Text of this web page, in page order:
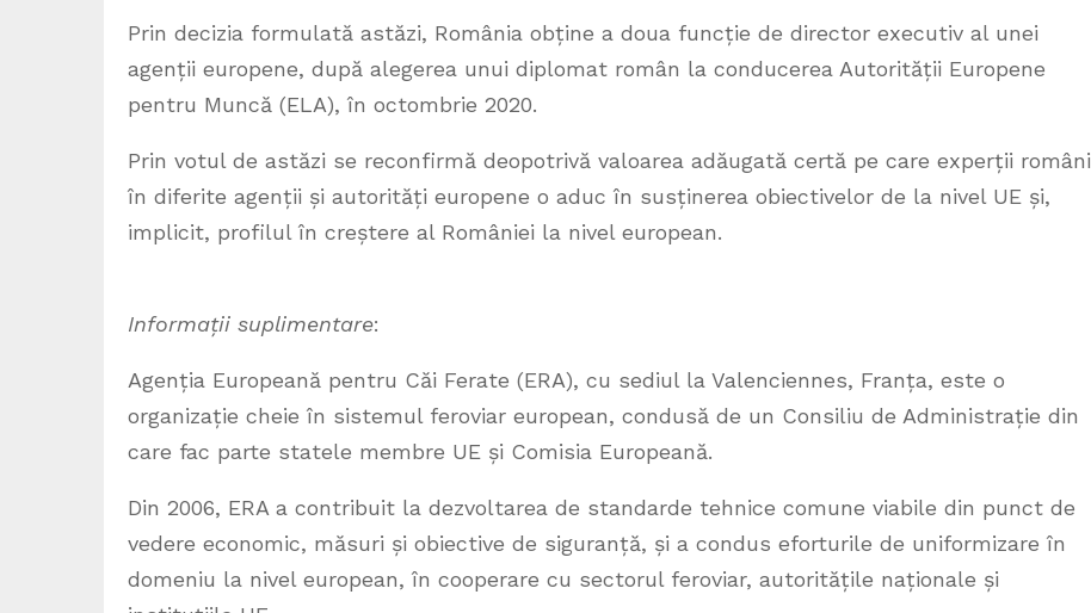
Prin decizia formulată astăzi, România obține a doua funcție de director executiv al unei
agenții europene, după alegerea unui diplomat român la conducerea Autorității Europene
pentru Muncă (ELA), în octombrie 2020.
Prin votul de astăzi se reconfirmă deopotrivă valoarea adăugată certă pe care experții români
în diferite agenții și autorități europene o aduc în susținerea obiectivelor de la nivel UE și,
implicit, profilul în creștere al României la nivel european.
Informații suplimentare:
Agenția Europeană pentru Căi Ferate (ERA), cu sediul la Valenciennes, Franța, este o
organizație cheie în sistemul feroviar european, condusă de un Consiliu de Administrație din
care fac parte statele membre UE și Comisia Europeană.
Din 2006, ERA a contribuit la dezvoltarea de standarde tehnice comune viabile din punct de
vedere economic, măsuri și obiective de siguranță, și a condus eforturile de uniformizare în
domeniu la nivel european, în cooperare cu sectorul feroviar, autoritățile naționale și